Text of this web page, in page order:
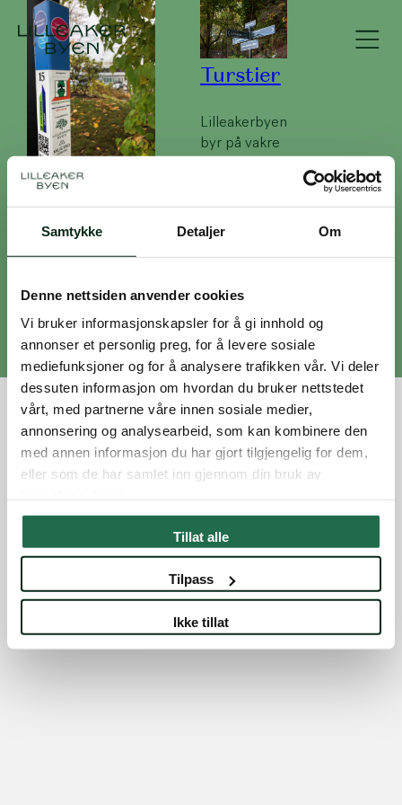
Samtykke Detaljer Om
Denne nettsiden anvender cookies
Vi bruker informasjonskapsler for å gi innhold og
annonser et personlig preg, for å levere sosiale
mediefunksjoner og for å analysere trafikken vår. Vi deler
dessuten informasjon om hvordan du bruker nettstedet
vårt, med partnerne våre innen sosiale medier,
annonsering og analysearbeid, som kan kombinere den
med annen informasjon du har gjort tilgjengelig for dem,
eller som de har samlet inn gjennom din bruk av
Tillat alle
Tilpass
Ikke tillat
Stolpejakten!
Bli med på
Stolpejakten i
oppdag vakre
områder og
lokalhistorie!
Turstier
Lilleakerbyen
byr på vakre
Lysakerelva
Lilleakerbyen er et prosjekt av Mustad Eiendom
kunde@mustadeiendom.no
/ 950 00 444